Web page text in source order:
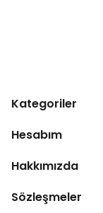
Kategoriler
Hesabım
Hakkımızda
Sözleşmeler